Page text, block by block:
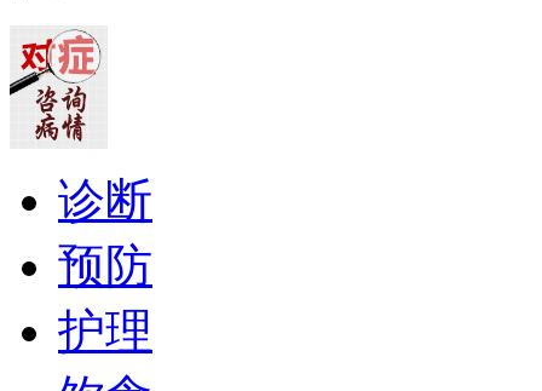
诊断
预防
护理